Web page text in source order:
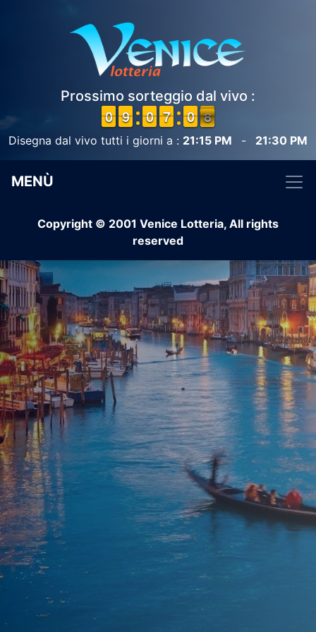
Prossimo sorteggio dal vivo :
9
9
0
0 8
8
9
9 9
9
0
0 6
6
7
7 1
0
0 8
7
7
Disegna dal vivo tutti i giorni a : 21:15 PM - 21:30 PM
MENÙ
Copyright © 2001 Venice Lotteria, All rights
reserved